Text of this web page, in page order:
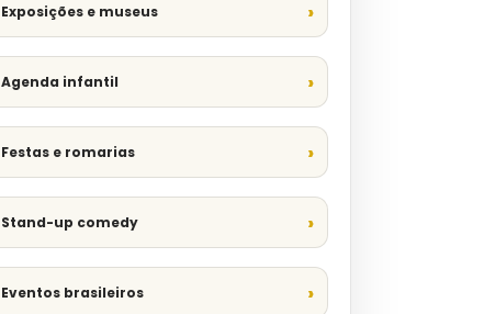
Exposições e museus
Agenda infantil
Festas e romarias
Stand-up comedy
Eventos brasileiros